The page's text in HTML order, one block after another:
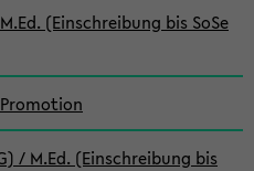
(Einschreibung bis SoSe
/ M.Ed. (Einschreibung bis